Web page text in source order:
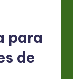
para
de